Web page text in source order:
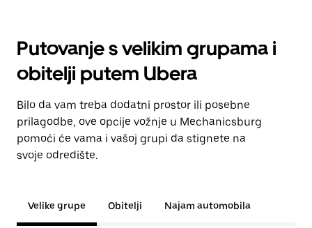
Putovanje s velikim grupama i
obitelji putem Ubera
Bilo da vam treba dodatni prostor ili posebne
prilagodbe, ove opcije vožnje u Mechanicsburg
pomoći će vama i vašoj grupi da stignete na
svoje odredište.
Velike grupe Obitelji Najam automobila